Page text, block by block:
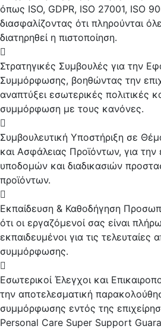
όπως ISO, GDPR, ISO 27001, ISO
διασφαλίζοντας ότι πληρούνται
διατηρηθεί η πιστοποίηση.
Στρατηγικές Συμβουλές για την
Συμμόρφωσης, βοηθώντας την
αναπτύξει εσωτερικές πολιτικές
συμμόρφωση με τους κανόνες.
Συμβουλευτική Υποστήριξη σε
και Ασφάλειας Προϊόντων, για
υποδομών και διαδικασιών
προϊόντων.
Εκπαίδευση & Καθοδήγηση
ότι οι εργαζόμενοί σας είναι
εκπαιδευμένοι για τις τελευταίες
συμμόρφωσης.
Εσωτερικοί Έλεγχοι και
την αποτελεσματική
συμμόρφωσης εντός της
Personal Care Super Support